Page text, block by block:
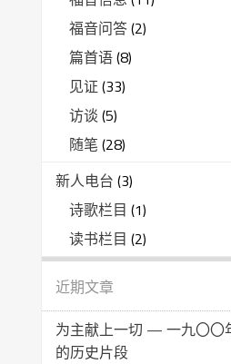
福音问答(2)
篇首语(8)
见证(33)
访谈(5)
随笔 (28)
新人电台 (3)
诗歌栏目 (1)
读书栏目 (2)
近期文章
为主献上一切 — 一九〇〇
的历史片段